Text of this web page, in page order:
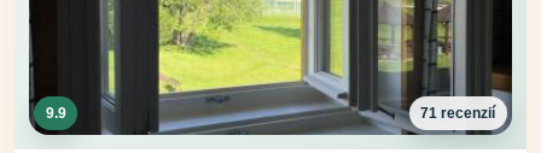
9.9 71 recenzií